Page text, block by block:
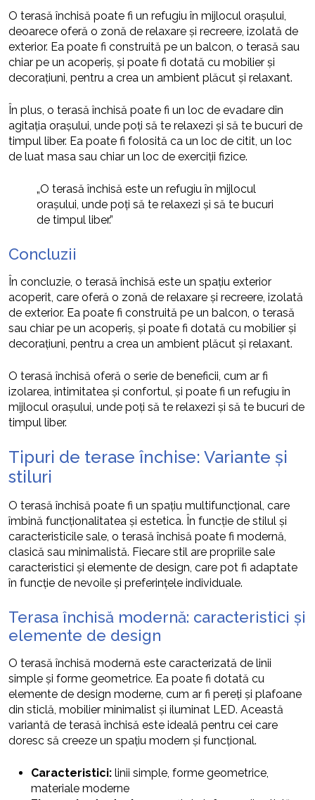
O terasă închisă poate fi un refugiu în mijlocul orașului,
deoarece oferă o zonă de relaxare și recreere, izolată de
exterior. Ea poate fi construită pe un balcon, o terasă sau
chiar pe un acoperiș, și poate fi dotată cu mobilier și
decorațiuni, pentru a crea un ambient plăcut și relaxant.
În plus, o terasă închisă poate fi un loc de evadare din
agitația orașului, unde poți să te relaxezi și să te bucuri de
timpul liber. Ea poate fi folosită ca un loc de citit, un loc
de luat masa sau chiar un loc de exerciții fizice.
„O terasă închisă este un refugiu în mijlocul
orașului, unde poți să te relaxezi și să te bucuri
de timpul liber.”
Concluzii
În concluzie, o terasă închisă este un spațiu exterior
acoperit, care oferă o zonă de relaxare și recreere, izolată
de exterior. Ea poate fi construită pe un balcon, o terasă
sau chiar pe un acoperiș, și poate fi dotată cu mobilier și
decorațiuni, pentru a crea un ambient plăcut și relaxant.
O terasă închisă oferă o serie de beneficii, cum ar fi
izolarea, intimitatea și confortul, și poate fi un refugiu în
mijlocul orașului, unde poți să te relaxezi și să te bucuri de
timpul liber.
Tipuri de terase închise: Variante și
stiluri
O terasă închisă poate fi un spațiu multifuncțional, care
îmbină funcționalitatea și estetica. În funcție de stilul și
caracteristicile sale, o terasă închisă poate fi modernă,
clasică sau minimalistă. Fiecare stil are propriile sale
caracteristici și elemente de design, care pot fi adaptate
în funcție de nevoile și preferințele individuale.
Terasa închisă modernă: caracteristici și
elemente de design
O terasă închisă modernă este caracterizată de linii
simple și forme geometrice. Ea poate fi dotată cu
elemente de design moderne, cum ar fi pereți și plafoane
din sticlă, mobilier minimalist și iluminat LED. Această
variantă de terasă închisă este ideală pentru cei care
doresc să creeze un spațiu modern și funcțional.
Caracteristici: linii simple, forme geometrice,
materiale moderne